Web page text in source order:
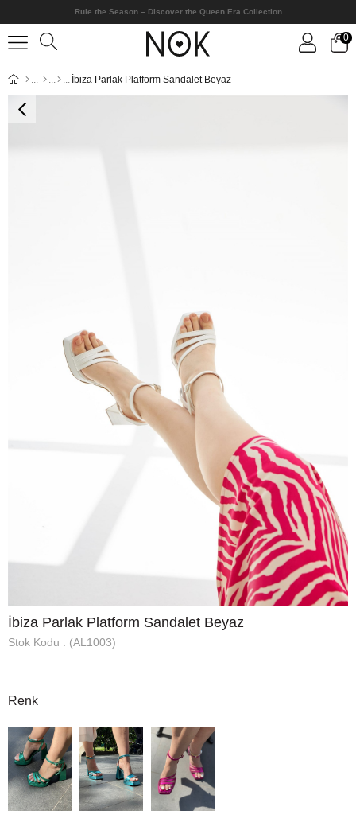
Rule the Season – Discover the Queen Era Collection
0
İbiza Parlak Platform Sandalet Beyaz
İbiza Parlak Platform Sandalet Beyaz
Stok Kodu (AL1003)
Renk